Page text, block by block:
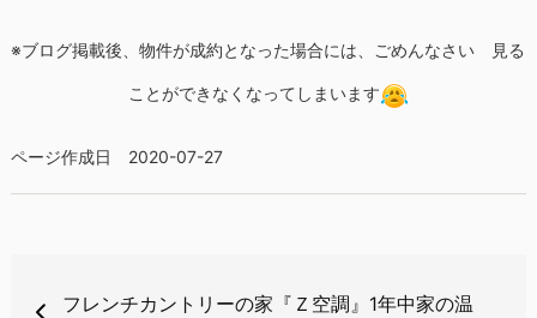
※ブログ掲載後、物件が成約となった場合には、ごめんなさい 見る
ことができなくなってしまいます
ページ作成日 2020-07-27
フレンチカントリーの家『Ｚ空調』1年中家の温